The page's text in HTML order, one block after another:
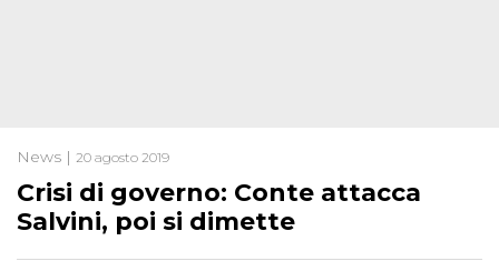
News | 20 agosto 2019
Crisi di governo: Conte attacca
Salvini, poi si dimette